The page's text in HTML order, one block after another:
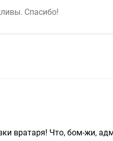
вратаря! Что, бом-жи,